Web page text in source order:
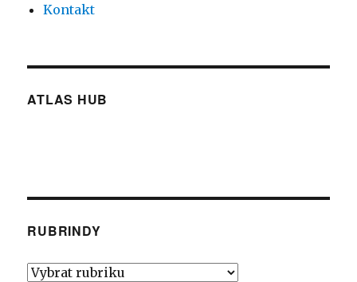
Kontakt
ATLAS HUB
RUBRINDY
Rubrindy